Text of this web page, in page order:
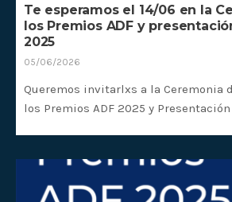
Te esperamos el 14/06 en la
los Premios ADF y
2025
05/06/2026
Queremos invitarlxs a la Ceremonia
los Premios ADF 2025 y